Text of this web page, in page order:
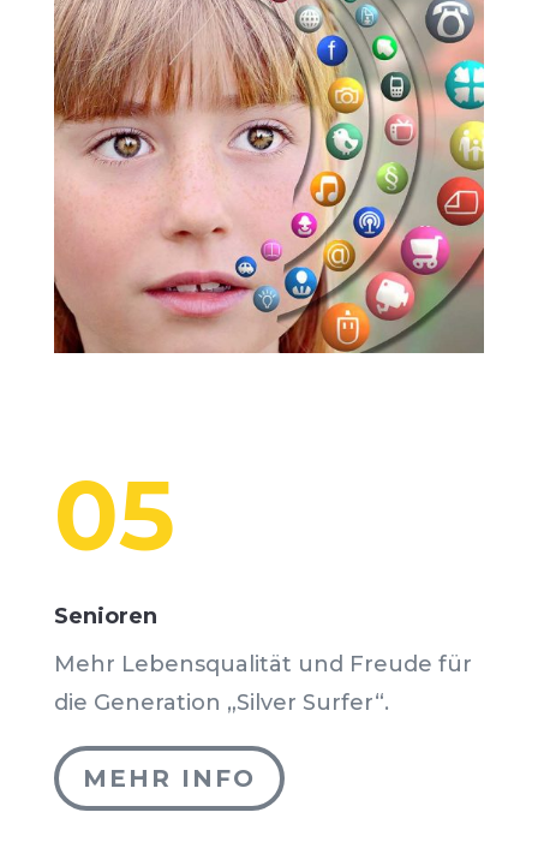
05
Senioren
Mehr Lebensqualität und Freude für
die Generation „Silver Surfer“.
MEHR INFO